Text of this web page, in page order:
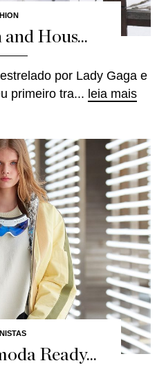
Hous...
por Lady Gaga e
primeiro tra... leia mais
Ready...